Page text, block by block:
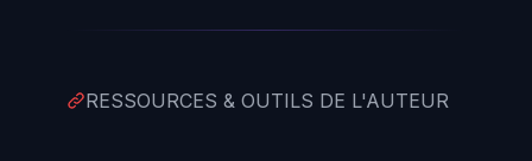
RESSOURCES & OUTILS DE L'AUTEUR